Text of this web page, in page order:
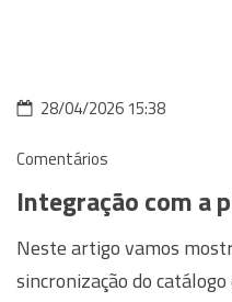
28/04/2026 15:38
Comentários
Integração com a
Neste artigo vamos
sincronização do